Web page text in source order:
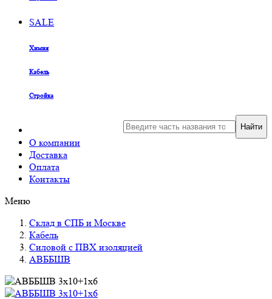
SALE
Химия
Кабель
Стройка
О компании
Доставка
Оплата
Контакты
Найти
Меню
Склад в СПБ и Москве
Кабель
Силовой с ПВХ изоляцией
АВББШВ